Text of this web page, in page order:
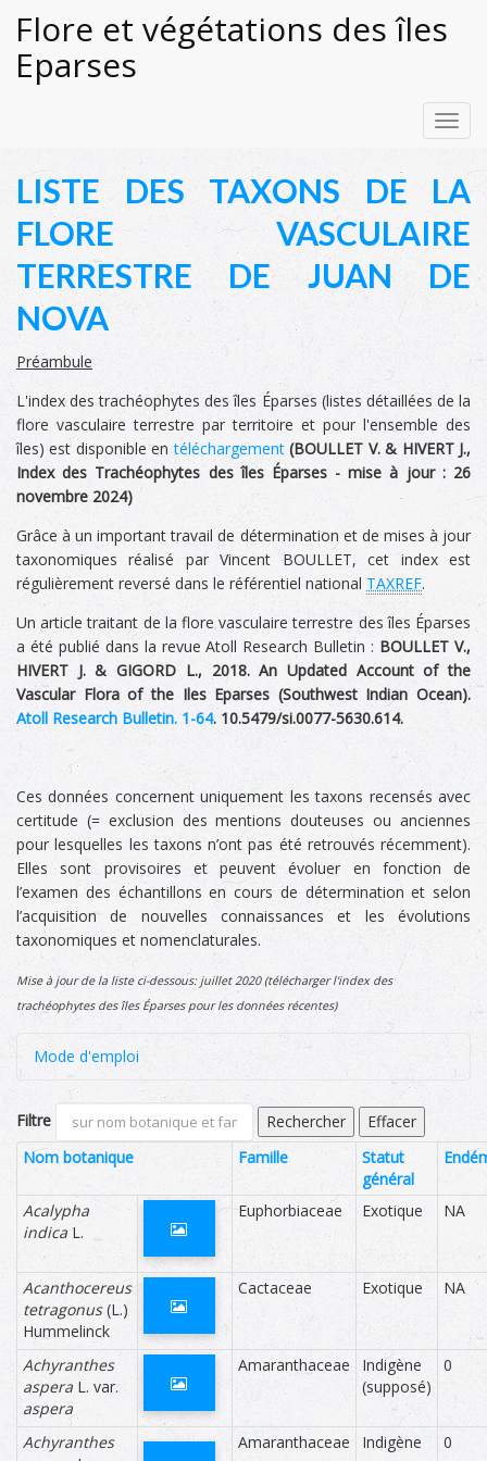
Flore et végétations des îles
Eparses
LISTE DES TAXONS DE LA
FLORE VASCULAIRE
TERRESTRE DE JUAN DE
NOVA
Préambule
L'index des trachéophytes des îles Éparses (listes détaillées de la
flore vasculaire terrestre par territoire et pour l'ensemble des
îles) est disponible entéléchargement(BOULLET V. & HIVERT J.,
Index des Trachéophytes des îles Éparses -mise à jour : 26
novembre 2024)
Grâce à un important travail de détermination et de mises à jour
taxonomiques réalisé par Vincent BOULLET, cet index est
régulièrement reversé dans le référentiel national TAXREF.
Un article traitant de la flore vasculaire terrestre des îles Éparses
a été publié dans la revue Atoll Research Bulletin : BOULLET V.,
HIVERT J. & GIGORD L., 2018. An Updated Account of the
Vascular Flora of the Iles Eparses (Southwest Indian Ocean).
Atoll Research Bulletin. 1-64. 10.5479/si.0077-5630.614.
Ces données concernent uniquement les taxons recensés avec
certitude (= exclusion des mentions douteuses ou anciennes
pour lesquelles les taxons n’ont pas été retrouvés récemment).
Elles sont provisoires et peuvent évoluer en fonction de
l’examen des échantillons en cours de détermination et selon
l’acquisition de nouvelles connaissances et les évolutions
taxonomiques et nomenclaturales.
Mise à jour de la liste ci-dessous: juillet 2020 (télécharger l'index des
trachéophytes des îles Éparses pour les données récentes)
Mode d'emploi
Un filtre permet d'effectuer une recherche sur les champs
'Nom botanique' ou 'Famille'.
Il est possible de classer les données par ordre
alphabétique en cliquant sur les titres des champs en
police bleue ('Nom botanique', 'Famille', 'Statut général',
Voici la liste des champs d'informations et leur
signification :
Nom
botanique
indique le nom complet du taxon = genre
/ espèce / sous-espèce (subsp.) ou
variété (var.) / nom d'auteur. Les taxons
présentant un doute sur leur
détermination sont indiqués par 'sp.' (du
Filtre Rechercher
Effacer
Nom botanique
Famille
Statut
général
Acalypha
indica L.
Euphorbiaceae Exotique NA
Acanthocereus
tetragonus(L.)
Hummelinck
Cactaceae Exotique NA
Achyranthes
aspera L. var.
aspera
Amaranthaceae
Indigène
(supposé)
0
Achyranthes
Amaranthaceae Indigène 0